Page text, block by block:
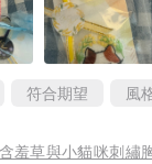
符合期望 風
羞草與小貓咪刺繡